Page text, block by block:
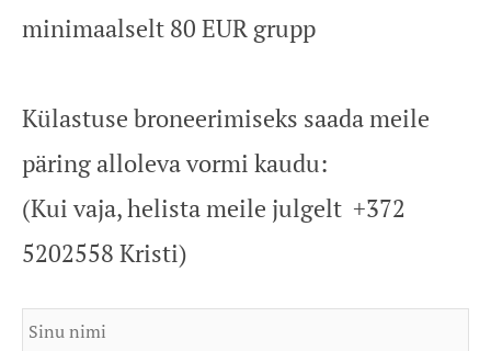
minimaalselt 80 EUR grupp
Külastuse broneerimiseks saada meile
päring alloleva vormi kaudu:
(Kui vaja, helista meile julgelt +372
5202558 Kristi)